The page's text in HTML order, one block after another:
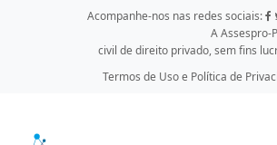
Acompanhe-nos nas redes sociais:
A Assespro-
civil de direito privado, sem fins
Termos de Uso e Política de